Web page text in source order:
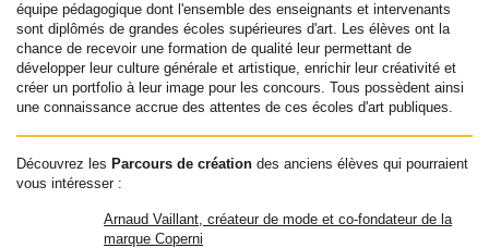
équipe pédagogique dont l'ensemble des enseignants et intervenants
sont diplômés de grandes écoles supérieures d'art. Les élèves ont la
chance de recevoir une formation de qualité leur permettant de
développer leur culture générale et artistique, enrichir leur créativité et
créer un portfolio à leur image pour les concours. Tous possèdent ainsi
une connaissance accrue des attentes de ces écoles d'art publiques.
Découvrez les Parcours de création des anciens élèves qui pourraient
vous intéresser :
Arnaud Vaillant, créateur de mode et co-fondateur de la
marque Coperni